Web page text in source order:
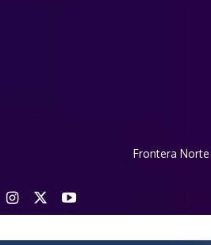
Frontera Norte